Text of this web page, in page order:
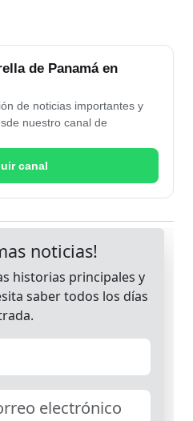
de Panamá en
de noticias importantes y
nuestro canal de
canal